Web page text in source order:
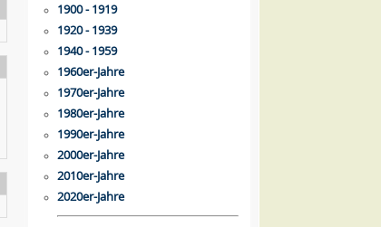
1900 - 1919
1920 - 1939
1940 - 1959
1960er-Jahre
1970er-Jahre
1980er-Jahre
1990er-Jahre
2000er-Jahre
2010er-Jahre
2020er-Jahre